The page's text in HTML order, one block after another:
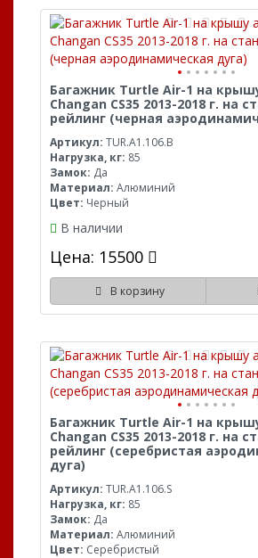
Багажник Turtle Air-1 на
Changan CS35 2013-2018 г. на
рейлинг (черная
Артикул: TUR.A1.106.B
Нагрузка, кг: 85
Замок: Да
Материал: Алюминий
Цвет: Черный
В наличии
Цена: 15500
В корзину
Багажник Turtle Air-1 на
Changan CS35 2013-2018 г. на
рейлинг (серебристая
дуга)
Артикул: TUR.A1.106.S
Нагрузка, кг: 85
Замок: Да
Материал: Алюминий
Цвет: Серебристый